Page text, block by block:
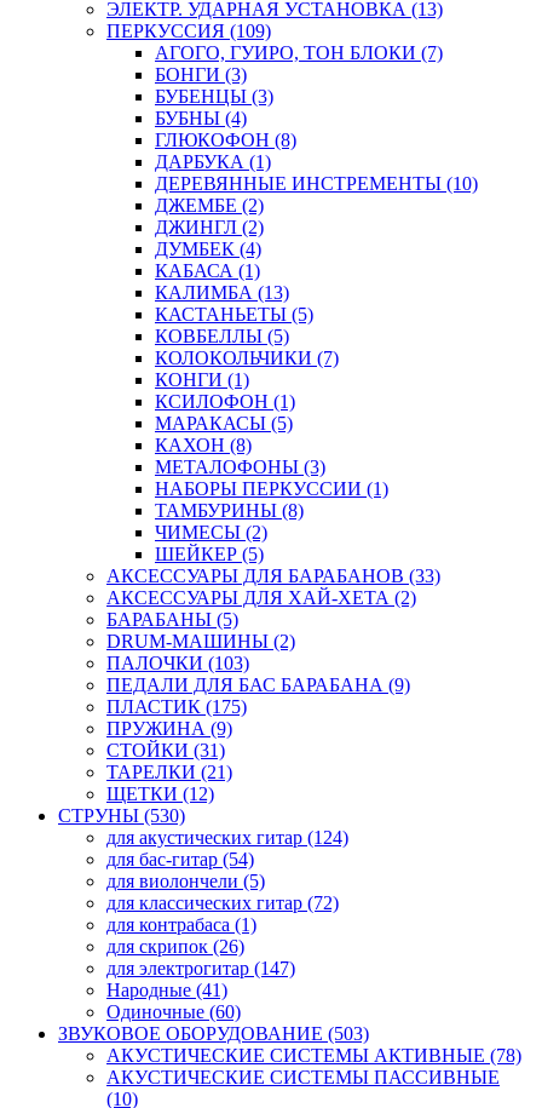
ЭЛЕКТР. УДАРНАЯ УСТАНОВКА (13)
ПЕРКУССИЯ (109)
АГОГО, ГУИРО, ТОН БЛОКИ (7)
БОНГИ (3)
БУБЕНЦЫ (3)
БУБНЫ (4)
ГЛЮКОФОН (8)
ДАРБУКА (1)
ДЕРЕВЯННЫЕ ИНСТРЕМЕНТЫ (10)
ДЖЕМБЕ (2)
ДЖИНГЛ (2)
ДУМБЕК (4)
КАБАСА (1)
КАЛИМБА (13)
КАСТАНЬЕТЫ (5)
КОВБЕЛЛЫ (5)
КОЛОКОЛЬЧИКИ (7)
КОНГИ (1)
КСИЛОФОН (1)
МАРАКАСЫ (5)
КАХОН (8)
МЕТАЛОФОНЫ (3)
НАБОРЫ ПЕРКУССИИ (1)
ТАМБУРИНЫ (8)
ЧИМЕСЫ (2)
ШЕЙКЕР (5)
АКСЕССУАРЫ ДЛЯ БАРАБАНОВ (33)
АКСЕССУАРЫ ДЛЯ ХАЙ-ХЕТА (2)
БАРАБАНЫ (5)
DRUM-МАШИНЫ (2)
ПАЛОЧКИ (103)
ПЕДАЛИ ДЛЯ БАС БАРАБАНА (9)
ПЛАСТИК (175)
ПРУЖИНА (9)
СТОЙКИ (31)
ТАРЕЛКИ (21)
ЩЕТКИ (12)
СТРУНЫ (530)
для акустических гитар (124)
для бас-гитар (54)
для виолончели (5)
для классических гитар (72)
для контрабаса (1)
для скрипок (26)
для электрогитар (147)
Народные (41)
Одиночные (60)
ЗВУКОВОЕ ОБОРУДОВАНИЕ (503)
АКУСТИЧЕСКИЕ СИСТЕМЫ АКТИВНЫЕ (78)
АКУСТИЧЕСКИЕ СИСТЕМЫ ПАССИВНЫЕ
(10)